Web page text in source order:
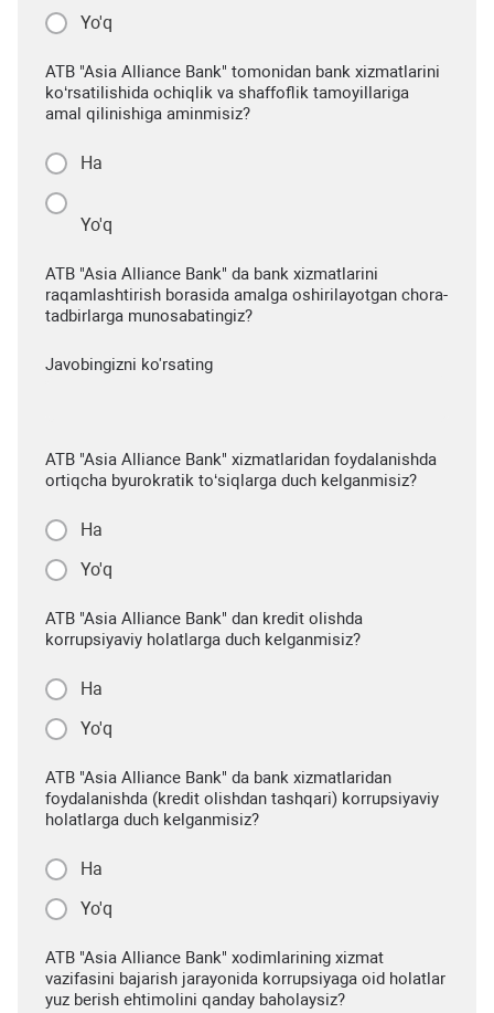
Yo'q
ATB "Asia Alliance Bank" tomonidan bank xizmatlarini
ko‘rsatilishida ochiqlik va shaffoflik tamoyillariga
amal qilinishiga aminmisiz?
Ha
Yo'q
ATB "Asia Alliance Bank" da bank xizmatlarini
raqamlashtirish borasida amalga oshirilayotgan chora-
tadbirlarga munosabatingiz?
Javobingizni ko'rsating
ATB "Asia Alliance Bank" xizmatlaridan foydalanishda
ortiqcha byurokratik to‘siqlarga duch kelganmisiz?
Ha
Yo'q
ATB "Asia Alliance Bank" dan kredit olishda
korrupsiyaviy holatlarga duch kelganmisiz?
Ha
Yo'q
ATB "Asia Alliance Bank" da bank xizmatlaridan
foydalanishda (kredit olishdan tashqari) korrupsiyaviy
holatlarga duch kelganmisiz?
Ha
Yo'q
ATB "Asia Alliance Bank" xodimlarining xizmat
vazifasini bajarish jarayonida korrupsiyaga oid holatlar
yuz berish ehtimolini qanday baholaysiz?